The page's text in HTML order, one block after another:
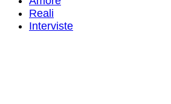
Reali
Interviste